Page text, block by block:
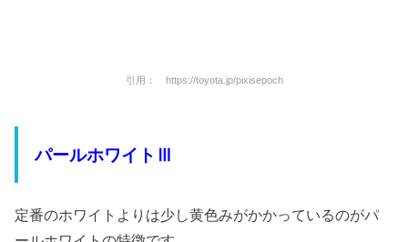
引用： https://toyota.jp/pixisepoch
パールホワイトⅢ
定番のホワイトよりは少し黄色みがかかっているのがパ